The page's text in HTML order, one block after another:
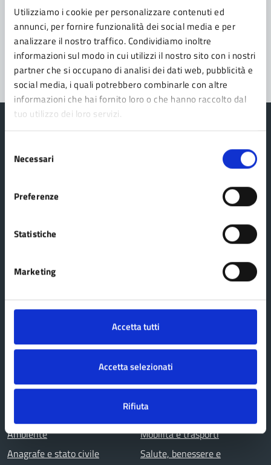
Utilizziamo i cookie per personalizzare contenuti ed
annunci, per fornire funzionalità dei social media e per
analizzare il nostro traffico. Condividiamo inoltre
informazioni sul modo in cui utilizzi il nostro sito con i nostri
partner che si occupano di analisi dei dati web, pubblicità e
social media, i quali potrebbero combinarle con altre
informazioni che hai fornito loro o che hanno raccolto dal
tuo utilizzo dei loro servizi.
delNecessari
Preferenze
Statistiche
Marketing
Accetta tutti
Accetta selezionati
Rifiuta
Problemi in città
Segnala disservizio
Organi di governo
Politici
Personale amministrativo
Documenti e dati
CATEGORIE DI SERVIZIO
Ambiente
Anagrafe e stato civile
Imprese e commercio
Mobilità e trasporti
Salute, benessere e